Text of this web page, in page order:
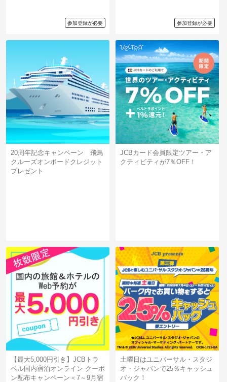
参加登録が必要
20周年記念キャンペーン 飛鳥
クルーズオンボードクレジット
プレゼント
【最大5,000円引き】JCBトラ
ベル国内宿泊オンライン クーポ
ン配布キャンペーン＜7～9月宿
参加登録が必要
JCBカード会員限定ツアー・ア
クティビティが7％OFF！
土曜日はユニバーサル・スタジ
オ・ジャパンで25％キャッシュ
バック！